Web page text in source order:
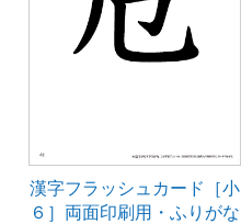
漢字フラッシュカード［小
６］両面印刷用・ふりがな